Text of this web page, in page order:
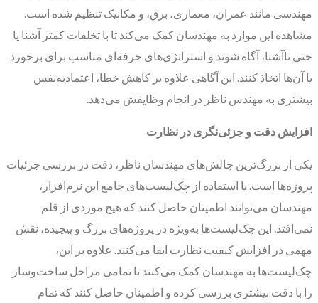
مهندسی مانند عمران، معماری، برق، و مکانیک تنظیم شده است.
مشاهده این موارد به مهندسان کمک می‌کند تا با تخلفات کمتر آشنا یا
حتی ناآشنا، آگاه شوند و استراتژی‌های حرفه‌ای مناسب برای برخورد
با آن‌ها اتخاذ کنند. این آگاهی علاوه بر کاهش خطا، اعتمادبه‌نفس
بیشتری به مهندس ناظر در انجام وظایفش می‌دهد.
افزایش دقت و جزئی‌نگری در نظارت
یکی از بزرگ‌ترین چالش‌های مهندسان ناظر، دقت در بررسی جزئیات
پروژه‌ها است. با استفاده از چک‌لیست‌های جامع این نرم‌افزار،
مهندسان می‌توانند اطمینان حاصل کنند که هیچ موردی از قلم
نمی‌افتد. این چک‌لیست‌ها به‌ویژه در پروژه‌های بزرگ و پیچیده، نقش
مهمی در افزایش کیفیت نظارت ایفا می‌کنند. علاوه بر این،
چک‌لیست‌ها به مهندسان کمک می‌کنند تا تمامی مراحل ساخت‌وساز
را با دقت بیشتری بررسی کرده و اطمینان حاصل کنند که تمام